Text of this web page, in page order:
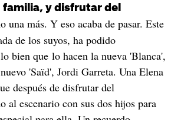
familia, y disfrutar del
una más. Y eso acaba de pasar. Este
de los suyos, ha podido
bien que lo hacen la nueva 'Blanca',
'Saïd', Jordi Garreta. Una Elena
después de disfrutar del
al escenario con sus dos hijos para